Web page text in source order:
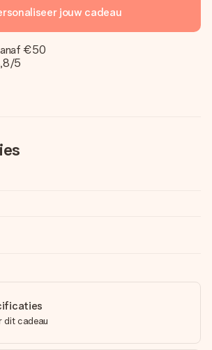
jouw cadeau
€50
5
dit cadeau